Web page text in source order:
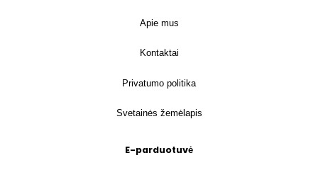
Apie mus
Kontaktai
Privatumo politika
Svetainės žemėlapis
E-parduotuvė